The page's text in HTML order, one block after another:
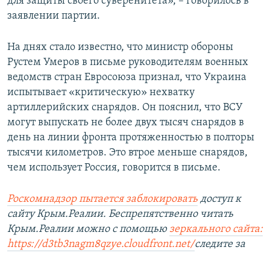
заявлении партии.
На днях стало известно, что министр обороны
Рустем Умеров в письме руководителям военных
ведомств стран Евросоюза признал, что Украина
испытывает «критическую» нехватку
артиллерийских снарядов. Он пояснил, что ВСУ
могут выпускать не более двух тысяч снарядов в
день на линии фронта протяженностью в полторы
тысячи километров. Это втрое меньше снарядов,
чем использует Россия, говорится в письме.
Роскомнадзор пытается заблокировать доступ к
сайту Крым.Реалии. Беспрепятственно читать
Крым.Реалии можно с помощью зеркального сайта:
https://d3tb3nagm8qzye.cloudfront.net/следите за